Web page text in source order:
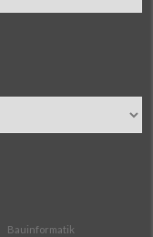
Bauinformatik